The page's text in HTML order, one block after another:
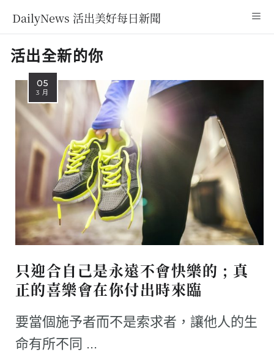
DailyNews 活出美好每日新聞
活出全新的你
05
3 月
只迎合自己是永遠不會快樂的 ; 真
正的喜樂會在你付出時來臨
要當個施予者而不是索求者，讓他人的生
命有所不同 ...